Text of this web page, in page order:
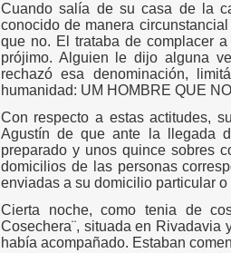
Cuando salía de su casa de la
conocido de manera
que no. El trataba de complacer
prójimo. Alguien le dijo alguna
rechazó esa denominación,
humanidad: UM HOMBRE QUE
Con respecto a estas actitudes,
Agustín de que ante la llegada
preparado y unos quince sobres
domicilios de las personas
enviadas a su domicilio particular
Cierta noche, como tenia de
Cosechera¨, situada en
había acompañado. Estaban